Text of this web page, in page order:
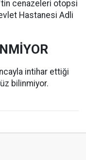
cenazeleri otopsi
Hastanesi Adli
intihar ettiği
bilinmiyor.